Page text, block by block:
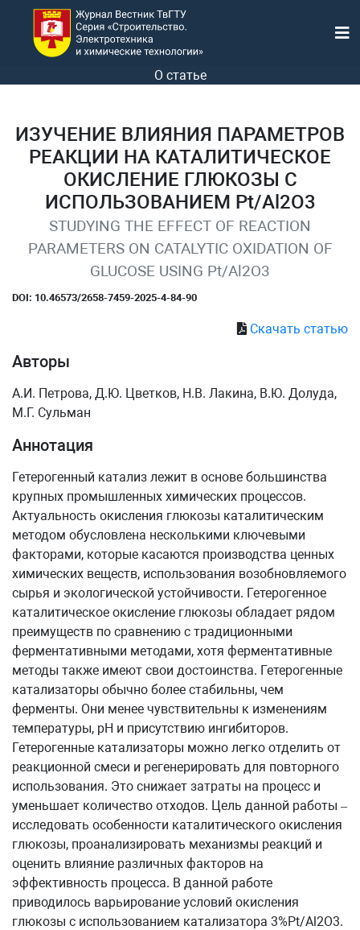
О статье
ИЗУЧЕНИЕ ВЛИЯНИЯ ПАРАМЕТРОВ
РЕАКЦИИ НА КАТАЛИТИЧЕСКОЕ
ОКИСЛЕНИЕ ГЛЮКОЗЫ С
ИСПОЛЬЗОВАНИЕМ Pt/Al2O3
STUDYING THE EFFECT OF REACTION
PARAMETERS ON CATALYTIC OXIDATION OF
GLUCOSE USING Pt/Al2O3
DOI: 10.46573/2658-7459-2025-4-84-90
Скачать статью
Авторы
А.И. Петрова, Д.Ю. Цветков, Н.В. Лакина, В.Ю. Долуда,
М.Г. Сульман
Аннотация
Гетерогенный катализ лежит в основе большинства
крупных промышленных химических процессов.
Актуальность окисления глюкозы каталитическим
методом обусловлена несколькими ключевыми
факторами, которые касаются производства ценных
химических веществ, использования возобновляемого
сырья и экологической устойчивости. Гетерогенное
каталитическое окисление глюкозы обладает рядом
преимуществ по сравнению с традиционными
ферментативными методами, хотя ферментативные
методы также имеют свои достоинства. Гетерогенные
катализаторы обычно более стабильны, чем
ферменты. Они менее чувствительны к изменениям
температуры, pH и присутствию ингибиторов.
Гетерогенные катализаторы можно легко отделить от
реакционной смеси и регенерировать для повторного
использования. Это снижает затраты на процесс и
уменьшает количество отходов. Цель данной работы –
исследовать особенности каталитического окисления
глюкозы, проанализировать механизмы реакций и
оценить влияние различных факторов на
эффективность процесса. В данной работе
приводилось варьирование условий окисления
глюкозы с использованием катализатора 3%Pt/Al2O3.